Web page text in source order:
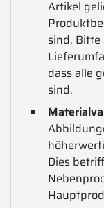
Artikel
sind.
dass alle
sind.
Dies